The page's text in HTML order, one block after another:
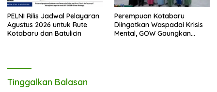
PELNI Rilis Jadwal Pelayaran
Agustus 2026 untuk Rute
Kotabaru dan Batulicin
Perempuan Kotabaru
Diingatkan Waspadai Krisis
Mental, GOW Gaungkan
Tinggalkan Balasan